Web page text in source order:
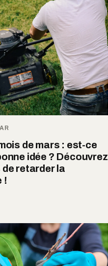
de mars : est-ce
idée ? Découvrez
retarder la
!